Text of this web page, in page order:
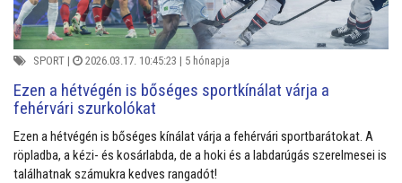
SPORT | 2026.03.17. 10:45:23 | 5 hónapja
Ezen a hétvégén is bőséges sportkínálat várja a
fehérvári szurkolókat
Ezen a hétvégén is bőséges kínálat várja a fehérvári sportbarátokat. A
röpladba, a kézi- és kosárlabda, de a hoki és a labdarúgás szerelmesei is
találhatnak számukra kedves rangadót!